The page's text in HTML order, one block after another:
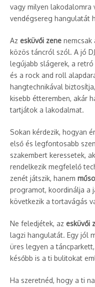
vagy milyen lakodalomra
vendégsereg hangulatát
Az esküvői zene nemcsak
közös táncról szól. A jó
legújabb slágerek, a
és a rock and roll
hangtechnikával
kisebb étteremben, akár
tartjátok a lakodalmat.
Sokan kérdezik, hogyan
első és legfontosabb
szakembert keressetek,
rendelkezik megfelelő
zenét játszik, hanem
programot, koordinálja a
következik a tortavágás
Ne feledjétek, az esküvői
lagzi hangulatát. Egy jól
üres legyen a
később is a ti bulitokat
Ha szeretnéd, hogy a ti